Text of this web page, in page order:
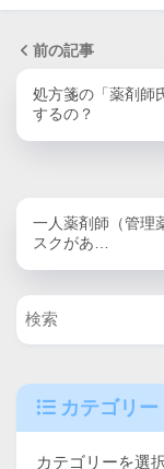
前の記事
処方箋の「薬剤師
するの？
一人薬剤師（管理
スクがあ…
カテゴリー